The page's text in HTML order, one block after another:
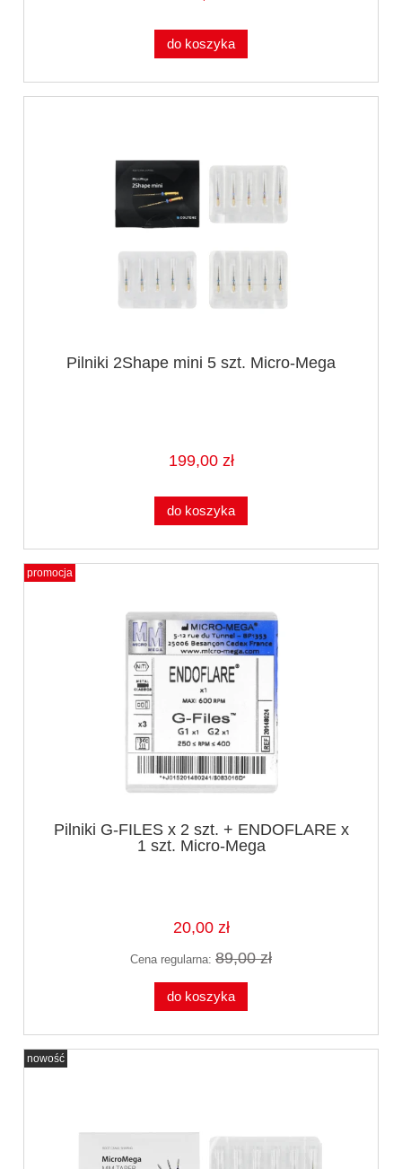
do koszyka
Pilniki 2Shape mini 5 szt. Micro-Mega
199,00 zł
do koszyka
Pilniki G-FILES x 2 szt. + ENDOFLARE x
1 szt. Micro-Mega
20,00 zł
Cena regularna: 89,00 zł
do koszyka
promocja
nowość